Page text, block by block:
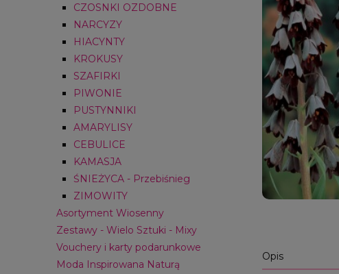
CZOSNKI OZDOBNE
NARCYZY
HIACYNTY
KROKUSY
SZAFIRKI
PIWONIE
PUSTYNNIKI
AMARYLISY
CEBULICE
KAMASJA
ŚNIEŻYCA - Przebiśnieg
ZIMOWITY
Asortyment Wiosenny
Zestawy - Wielo Sztuki - Mixy
Vouchery i karty podarunkowe
Moda Inspirowana Naturą
Opis